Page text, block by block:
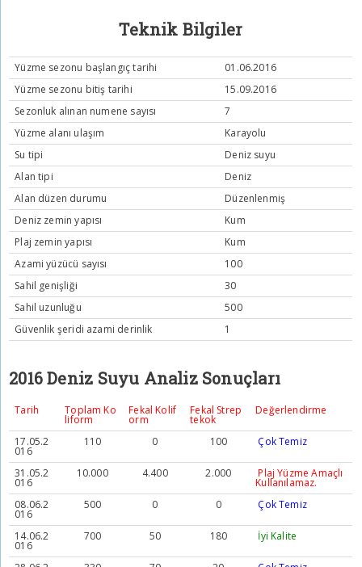
Teknik Bilgiler
Yüzme sezonu başlangıç tarihi
01.06.2016
Yüzme sezonu bitiş tarihi
15.09.2016
Sezonluk alınan numene sayısı
7
Yüzme alanı ulaşım
Karayolu
Su tipi
Deniz suyu
Alan tipi
Deniz
Alan düzen durumu
Düzenlenmiş
Deniz zemin yapısı
Kum
Plaj zemin yapısı
Kum
Azami yüzücü sayısı
100
Sahil genişliği
30
Sahil uzunluğu
500
Güvenlik şeridi azami derinlik
1
2016 Deniz Suyu Analiz Sonuçları
Tarih Toplam Ko
liform
Fekal Kolif
orm
Fekal Strep
tekok
Değerlendirme
17.05.2
016
110 0 100 Çok Temiz
31.05.2
016
10.000 4.400 2.000 Plaj Yüzme Amaçlı
Kullanılamaz.
08.06.2
016
500 0 0 Çok Temiz
14.06.2
016
700 50 180 İyi Kalite